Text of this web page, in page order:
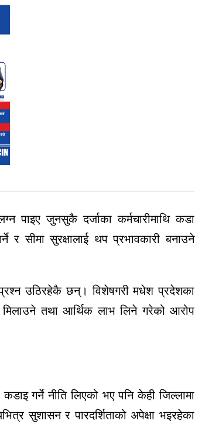
पाइए जुनसुकै दर्जाका कर्मचारीमाथि कडा
सीमा सुरक्षालाई थप प्रभावकारी बनाउने
प्रश्न उठिरहेकै छन्। विशेषगरी मधेश प्रदेशका
मिलाउने तथा आर्थिक लाभ लिने गरेको आरोप
गर्ने नीति लिएको भए पनि केही जिल्लामा
सुशासन र पारदर्शिताको अपेक्षा भइरहेका